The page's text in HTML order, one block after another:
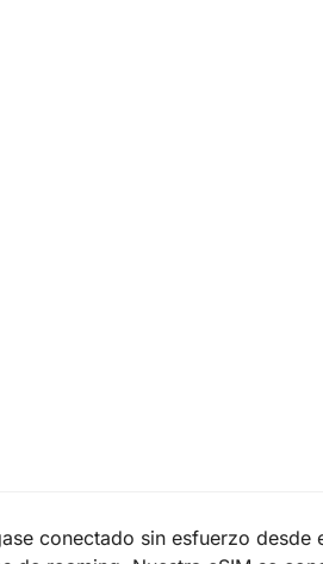
conectado sin esfuerzo